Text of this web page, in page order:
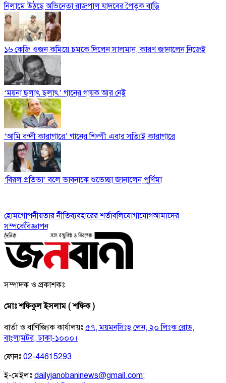
নিলামে উঠছে অভিনেতা রাজপাল যাদবের পৈতৃক বাড়ি
১৬ কেজি ওজন কমিয়ে চমকে দিলেন সালমান, কারণ জানালেন নিজেই
‘ময়না ছলাৎ ছলাৎ’ গানের গায়ক আর নেই
‘আমি বন্দী কারাগারে’ গানের শিল্পী এবার সত্যিই কারাগারে
‘বিরল প্রতিভা’ বলে ভাবনাকে শুভেচ্ছা জানালেন পূর্ণিমা
হোমগোপনীয়তার নীতিব্যবহারের শর্তাবলিযোগাযোগআমাদের
সম্পর্কেবিজ্ঞাপন
সম্পাদক ও প্রকাশকঃ
মোঃ শফিকুল ইসলাম ( শফিক )
বার্তা ও বাণিজ্যিক কার্যালয়ঃ ৫৭, ময়মনসিংহ লেন, ২০ লিংক রোড,
বাংলামটর, ঢাকা-১০০০।
ফোনঃ 02-44615293
ই-মেইলঃ dailyjanobaninews@gmail.com;